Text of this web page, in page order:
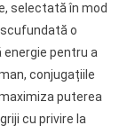
selectată în mod
o
pentru a
conjugațiile
puterea
cu privire la